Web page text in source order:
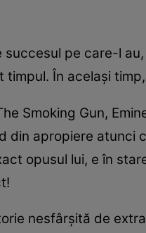
succesul pe care-l
timpul. În acelaşi
Smoking Gun,
din apropiere atunci
opusul lui, e în
nesfârşită de